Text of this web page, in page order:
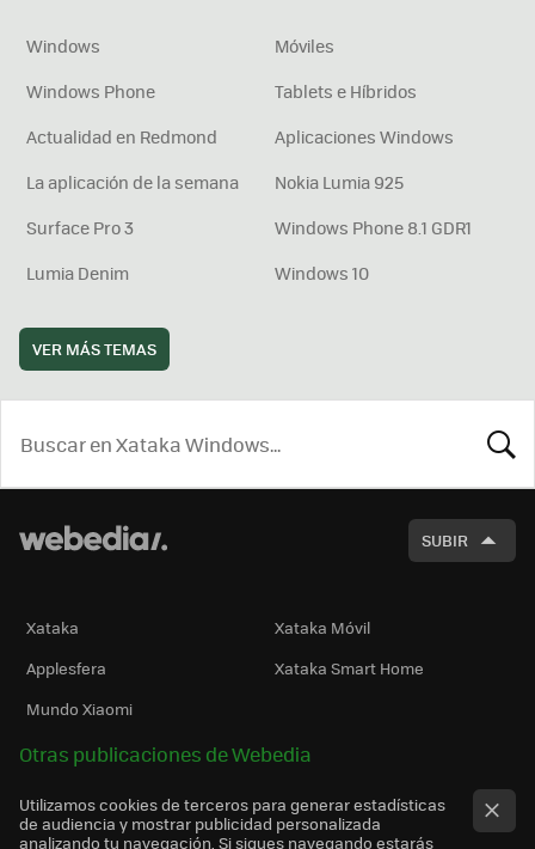
Windows
Móviles
Windows Phone
Tablets e Híbridos
Actualidad en Redmond
Aplicaciones Windows
La aplicación de la semana
Nokia Lumia 925
Surface Pro 3
Windows Phone 8.1 GDR1
Lumia Denim
Windows 10
VER MÁS TEMAS
SUBIR
Xataka
Xataka Móvil
Applesfera
Xataka Smart Home
Mundo Xiaomi
Otras publicaciones de Webedia
Utilizamos cookies de terceros para generar estadísticas
de audiencia y mostrar publicidad personalizada
analizando tu navegación. Si sigues navegando estarás